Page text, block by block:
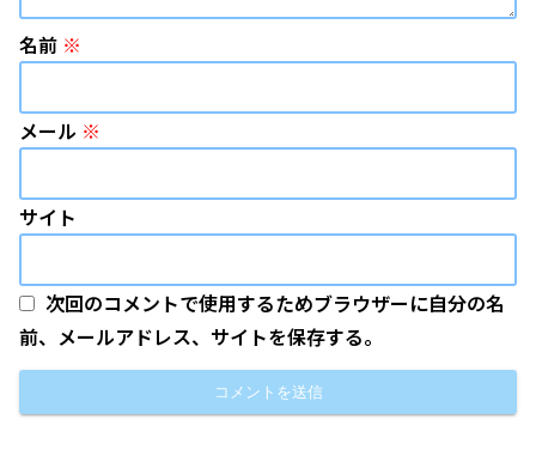
名前 ※
メール ※
サイト
次回のコメントで使用するためブラウザーに自分の名
前、メールアドレス、サイトを保存する。